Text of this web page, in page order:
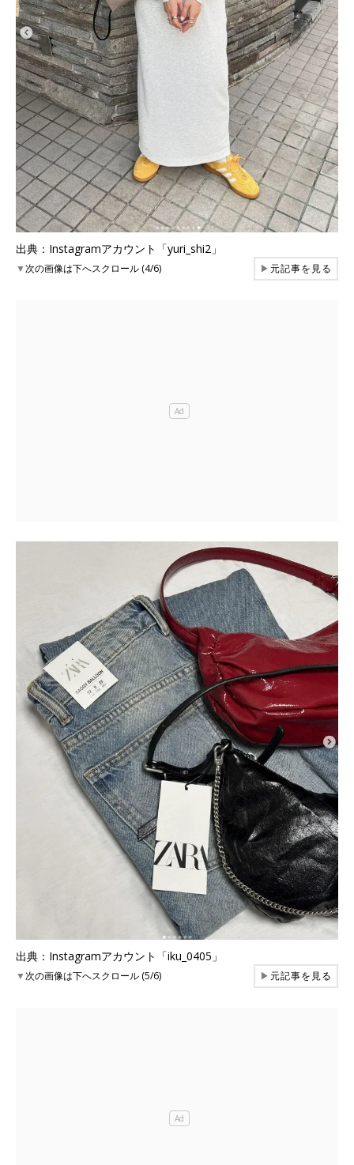
出典：Instagramアカウント「yuri_shi2」
▼次の画像は下へスクロール (4/6) ▶元記事を見る
出典：Instagramアカウント「iku_0405」
▼次の画像は下へスクロール (5/6) ▶元記事を見る